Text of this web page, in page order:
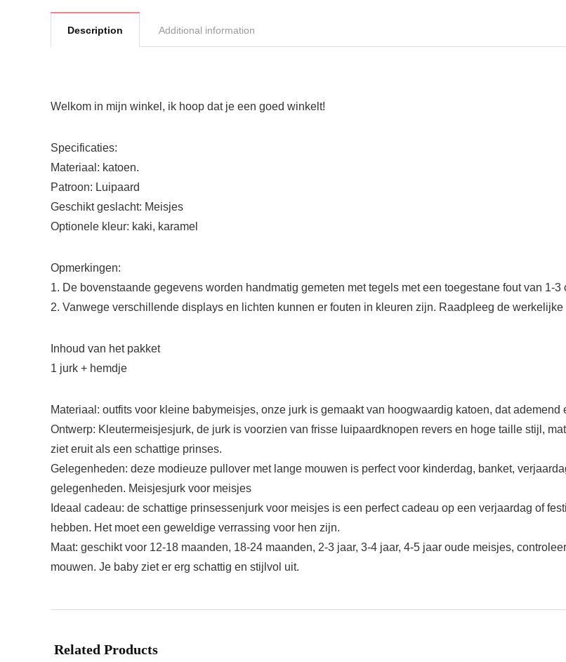
Description Additional information
Welkom in mijn winkel, ik hoop dat je een goed winkelt!
Specificaties:
Materiaal: katoen.
Patroon: Luipaard
Geschikt geslacht: Meisjes
Optionele kleur: kaki, karamel
Opmerkingen:
1. De bovenstaande gegevens worden handmatig gemeten met tegels met een toegestane fout van 1-3
2. Vanwege verschillende displays en lichten kunnen er fouten in kleuren zijn. Raadpleeg de werkelijke
Inhoud van het pakket
1 jurk + hemdje
Materiaal: outfits voor kleine babymeisjes, onze jurk is gemaakt van hoogwaardig katoen, dat
Ontwerp: Kleutermeisjesjurk, de jurk is voorzien van frisse luipaardknopen revers en hoge taille stijl,
ziet eruit als een schattige prinses.
Gelegenheden: deze modieuze pullover met lange mouwen is perfect voor kinderdag, banket,
gelegenheden. Meisjesjurk voor meisjes
Ideaal cadeau: de schattige prinsessenjurk voor meisjes is een perfect cadeau op een verjaardag of
hebben. Het moet een geweldige verrassing voor hen zijn.
Maat: geschikt voor 12-18 maanden, 18-24 maanden, 2-3 jaar, 3-4 jaar, 4-5 jaar oude meisjes,
mouwen. Je baby ziet er erg schattig en stijlvol uit.
Related Products